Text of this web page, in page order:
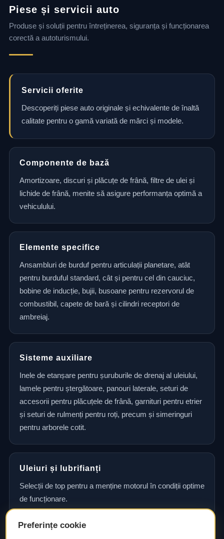
Piese și servicii auto
Produse și soluții pentru întreținerea, siguranța și funcționarea
corectă a autoturismului.
Servicii oferite
Descoperiți piese auto originale și echivalente de înaltă
calitate pentru o gamă variată de mărci și modele.
Componente de bază
Amortizoare, discuri și plăcuțe de frână, filtre de ulei și
lichide de frână, menite să asigure performanța optimă a
vehiculului.
Elemente specifice
Ansambluri de burduf pentru articulații planetare, atât
pentru burduful standard, cât și pentru cel din cauciuc,
bobine de inducție, bujii, busoane pentru rezervorul de
combustibil, capete de bară și cilindri receptori de
ambreiaj.
Sisteme auxiliare
Inele de etanșare pentru șuruburile de drenaj al uleiului,
lamele pentru ștergătoare, panouri laterale, seturi de
accesorii pentru plăcuțele de frână, garnituri pentru etrier
și seturi de rulmenți pentru roți, precum și simeringuri
pentru arborele cotit.
Uleiuri și lubrifianți
Selecții de top pentru a menține motorul în condiții optime
de funcționare.
Preferințe cookie